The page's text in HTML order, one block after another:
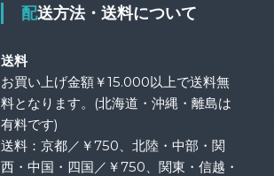
配送方法・送料について
送料
お買い上げ金額￥15.000以上で送料無
料となります。(北海道・沖縄・離島は
有料です)
送料：京都／￥750、北陸・中部・関
西・中国・四国／￥750、関東・信越・